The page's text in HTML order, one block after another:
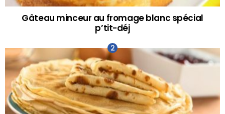
Gâteau minceur au fromage blanc spécial
p’tit-déj